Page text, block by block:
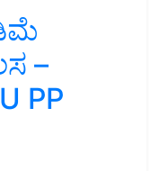
–
PP